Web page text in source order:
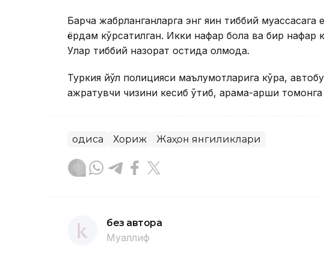
Барча жабрланганларга энг яқин тиббий
ёрдам кўрсатилган. Икки нафар бола ва бир нафар
Улар тиббий назорат остида қолмоқда.
Туркия йўл полицияси маълумотларига кўра,
ажратувчи чизиқни кесиб ўтиб, қарама-қарши
Ҳодиса Хориж Жаҳон янгиликлари
без автора
Муаллиф